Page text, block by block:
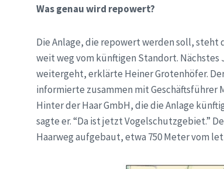
Was genau wird repowert?
Die Anlage, die repowert werden soll, steht
weit weg vom künftigen Standort. Nächstes
weitergeht, erklärte Heiner Grotenhöfer.
informierte zusammen mit Geschäftsführer
Hinter der Haar GmbH, die die Anlage
sagte er. “Da ist jetzt Vogelschutzgebiet.”
Haarweg aufgebaut, etwa 750 Meter vom